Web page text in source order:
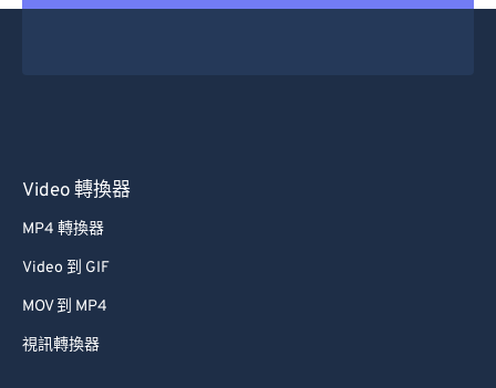
Video 轉換器
MP4 轉換器
Video 到 GIF
MOV 到 MP4
視訊轉換器